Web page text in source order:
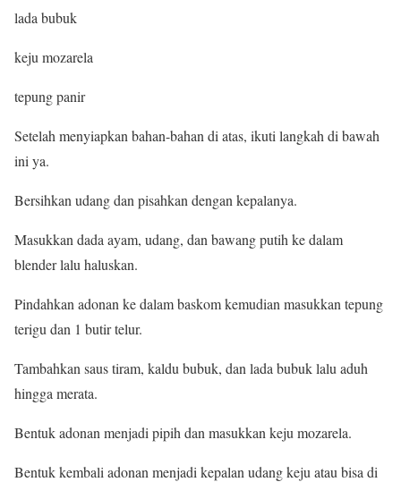
lada bubuk
keju mozarela
tepung panir
Setelah menyiapkan bahan-bahan di atas, ikuti langkah di bawah
ini ya.
Bersihkan udang dan pisahkan dengan kepalanya.
Masukkan dada ayam, udang, dan bawang putih ke dalam
blender lalu haluskan.
Pindahkan adonan ke dalam baskom kemudian masukkan tepung
terigu dan 1 butir telur.
Tambahkan saus tiram, kaldu bubuk, dan lada bubuk lalu aduh
hingga merata.
Bentuk adonan menjadi pipih dan masukkan keju mozarela.
Bentuk kembali adonan menjadi kepalan udang keju atau bisa di